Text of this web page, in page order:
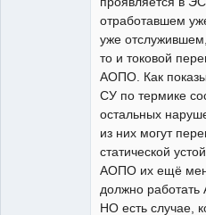
отработавшем
уже
то и токовой
АОПО. Как
СУ по термике
остальных
из них могут
статической
АОПО их ещё
должно работать
НО есть случае,